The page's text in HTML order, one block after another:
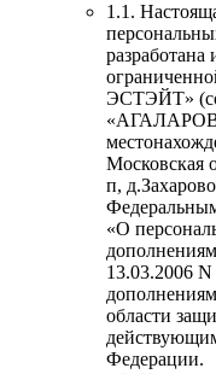
1.1.
ЭСТЭЙТ»
«АГАЛАРОВ
Московская
п,
«О
13.03.2006
области
Федерации.